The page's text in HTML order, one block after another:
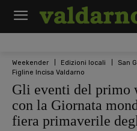
Weekender Edizioni locali San
Figline Incisa Valdarno
Gli eventi del primo
con la Giornata
fiera primaverile